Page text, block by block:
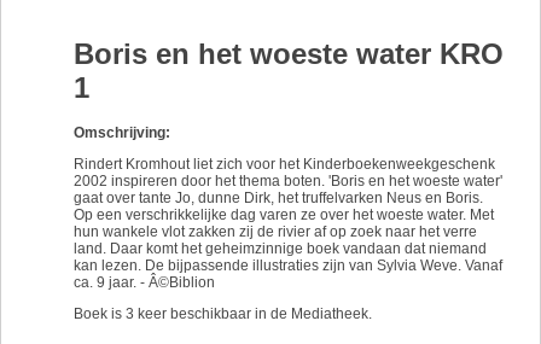
Boris en het woeste water KRO
1
Omschrijving:
Rindert Kromhout liet zich voor het Kinderboekenweekgeschenk
2002 inspireren door het thema boten. 'Boris en het woeste water'
gaat over tante Jo, dunne Dirk, het truffelvarken Neus en Boris.
Op een verschrikkelijke dag varen ze over het woeste water. Met
hun wankele vlot zakken zij de rivier af op zoek naar het verre
land. Daar komt het geheimzinnige boek vandaan dat niemand
kan lezen. De bijpassende illustraties zijn van Sylvia Weve. Vanaf
ca. 9 jaar. - Â©Biblion
Boek is 3 keer beschikbaar in de Mediatheek.